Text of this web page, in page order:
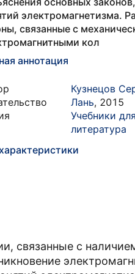
электромагнетизма.
связанные с
кол
аннотация
Кузнецов
Лань, 2015
Учебники
литература
связанные с